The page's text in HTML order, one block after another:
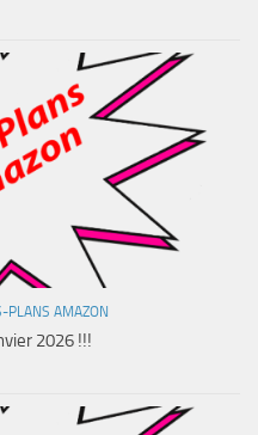
PLANS AMAZON
2026 !!!